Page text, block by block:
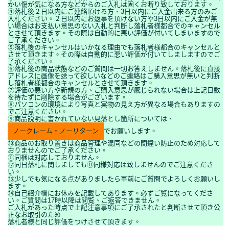
かい傷が気になる方などからのご入札は固くお断り致しております。
④落札後２日以内にご連絡頂ける方、3日以内にご入金出来る方のみご
入札ください。２日以内にお返事を頂けない方や3日以内にご入金が無
い場合はお支払い意思のない入札と判断し落札者様都合でのキャンセル
とさせて頂きます。その際は自動的に悪い評価が付いてしまいますので
ご了承ください。
⑤落札後のキャンセルはいかなる理由でも落札者様都合のキャンセルと
させて頂きます。その際は自動的に悪い評価が付いてしましますのでご
了承ください。
⑥落札後の商品状態などのご質問は一切お答えしません。落札後に直接
アドレスに画像を送って欲しいなどのご連絡はご購入意思が無いと判断
し落札者様都合のキャンセルとさせて頂きます。
⑦評価の悪い方や新規の方、ご購入意思が感じられない場合は上記日数
を待たずに削除する場合がございます。
⑧パソコンの環境により写真と実物の見え方が異なる場合もありますの
でご注意ください。
⑨商品説明に書かれていない見落とし箇所については、
ノークレーム・ノーリターン
でお願いします。
⑩商品のお取り置きは商品管理や混同などの間違い防止のため対応して
おりませんのでご了承ください。
⑪同梱は対応しておりません。
⑫同日落札に関しましても⑪同様対応は致しませんのでご注意くださ
い。
⑬少しでも気になる点がありましたら事前にご質問でよろしくお願いし
ます。
⑭自己紹介欄にお休みを記載してあります。必ずご覧になってくださ
い。ご質問は17時以降は閲覧、ご返答できません。
ご入札があった時点で上記注意事項にご了承されたと判断させて頂き公
正なお取引のため
落札者様と同じ評価をつけさせて頂きます。